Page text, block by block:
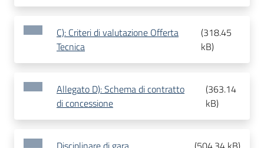
C): Criteri di valutazione Offerta
Tecnica
(318.45
kB)
Allegato D): Schema di contratto
di concessione
(363.14
kB)